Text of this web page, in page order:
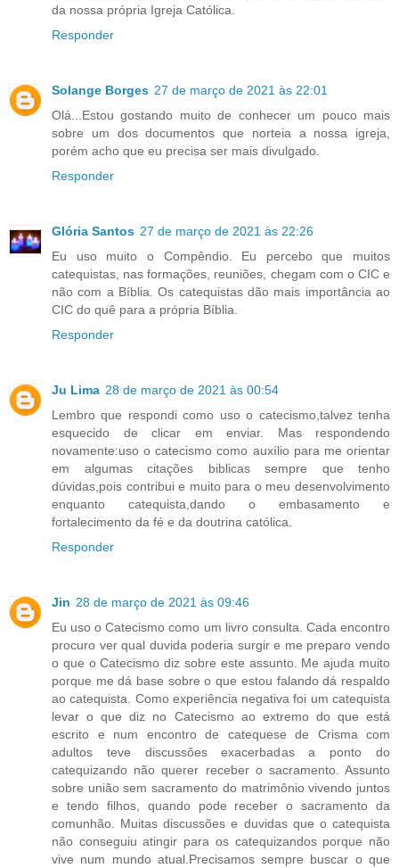
da nossa própria Igreja Católica.
Responder
Solange Borges 27 de março de 2021 às 22:01
Olá...Estou gostando muito de conhecer um pouco mais
sobre um dos documentos que norteia a nossa igreja,
porém acho que eu precisa ser mais divulgado.
Responder
Glória Santos 27 de março de 2021 às 22:26
Eu uso muito o Compêndio. Eu percebo que muitos
catequistas, nas formações, reuniões, chegam com o CIC e
não com a Bíblia. Os catequistas dão mais importância ao
CIC do quê para a própria Bíblia.
Responder
Ju Lima 28 de março de 2021 às 00:54
Lembro que respondi como uso o catecismo,talvez tenha
esquecido de clicar em enviar. Mas respondendo
novamente:uso o catecismo como auxílio para me orientar
em algumas citações biblicas sempre que tenho
dúvidas,pois contribui e muito para o meu desenvolvimento
enquanto catequista,dando o embasamento e
fortalecimento da fé e da doutrina católica.
Responder
Jin 28 de março de 2021 às 09:46
Eu uso o Catecismo como um livro consulta. Cada encontro
procuro ver qual duvida poderia surgir e me preparo vendo
o que o Catecismo diz sobre este assunto. Me ajuda muito
porque me dá base sobre o que estou falando dá respaldo
ao catequista. Como experiência negativa foi um catequista
levar o que diz no Catecismo ao extremo do que está
escrito e num encontro de catequese de Crisma com
adultos teve discussões exacerbadas a ponto do
catequizando não querer receber o sacramento. Assunto
sobre união sem sacramento do matrimônio vivendo juntos
e tendo filhos, quando pode receber o sacramento da
comunhão. Muitas discussões e duvidas que o catequista
não conseguiu atingir para os catequizandos porque não
vive num mundo atual.Precisamos sempre buscar o que